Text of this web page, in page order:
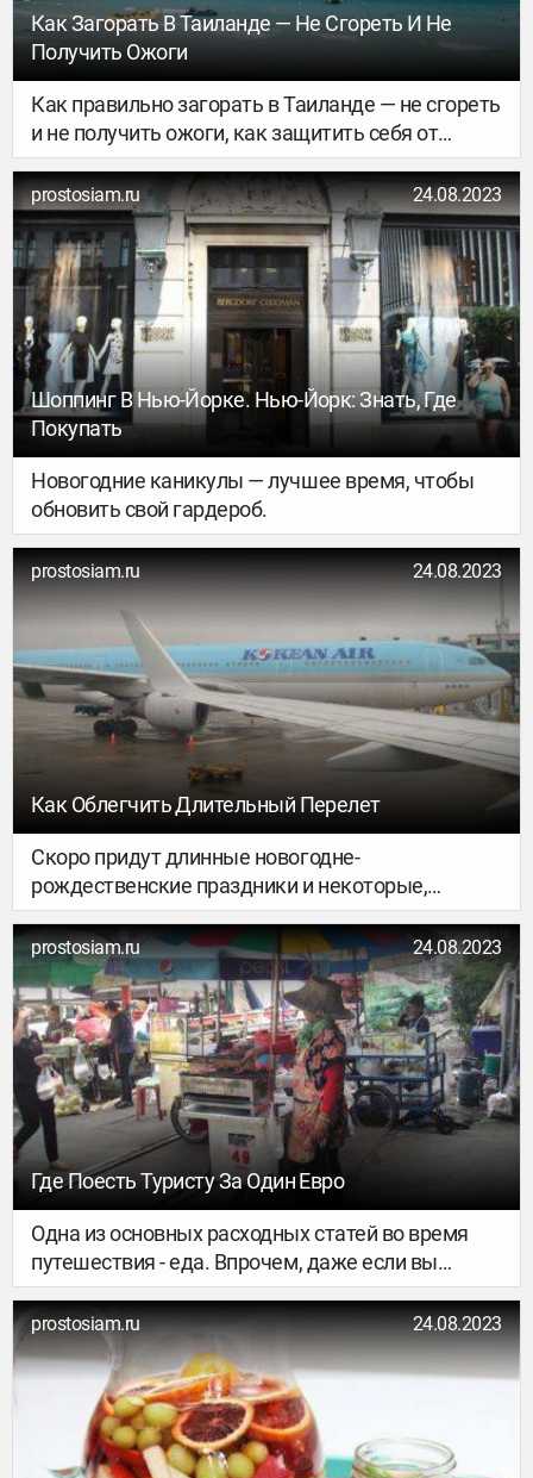
Как Загорать В Таиланде — Не Сгореть И Не
Получить Ожоги
Как правильно загорать в Таиланде — не сгореть
и не получить ожоги, как защитить себя от
коварного тайского солнца, вы узнаете прочитав
эту статью.
prostosiam.ru 24.08.2023
Шоппинг В Нью-Йорке. Нью-Йорк: Знать, Где
Покупать
Новогодние каникулы — лучшее время, чтобы
обновить свой гардероб.
prostosiam.ru 24.08.2023
Как Облегчить Длительный Перелет
Скоро придут длинные новогодне-
рождественские праздники и некоторые,
соскучившись по ласковому морю и теплому
солнцу, отправятся в далекие края искать
утерянное климатическое счастье.
prostosiam.ru 24.08.2023
Где Поесть Туристу За Один Евро
Одна из основных расходных статей во время
путешествия - еда. Впрочем, даже если вы
мужчина в полном расцвете сил, есть страны,
где вы можете пообедать всего за 1 евро!
prostosiam.ru 24.08.2023